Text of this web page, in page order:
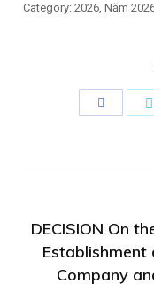
Category: 2026, Năm
navigation
DECISION On
Establishment
Company